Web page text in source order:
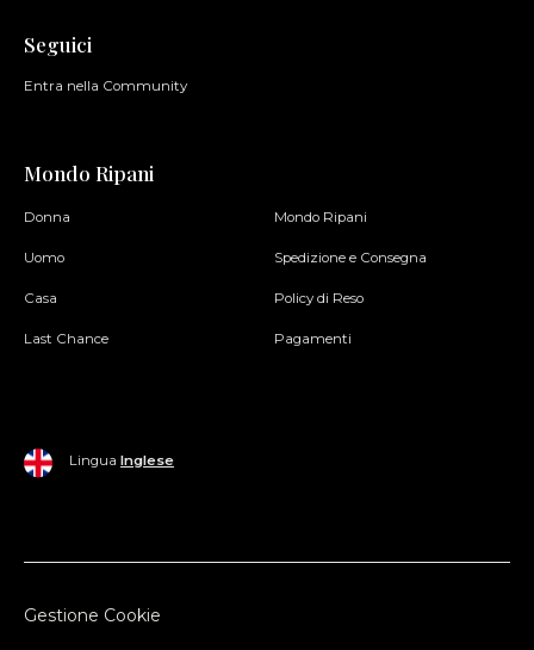
Seguici
Entra nella Community
Mondo Ripani
Donna
Uomo
Casa
Last Chance
Mondo Ripani
Spedizione e Consegna
Policy di Reso
Pagamenti
Lingua Inglese
Gestione Cookie